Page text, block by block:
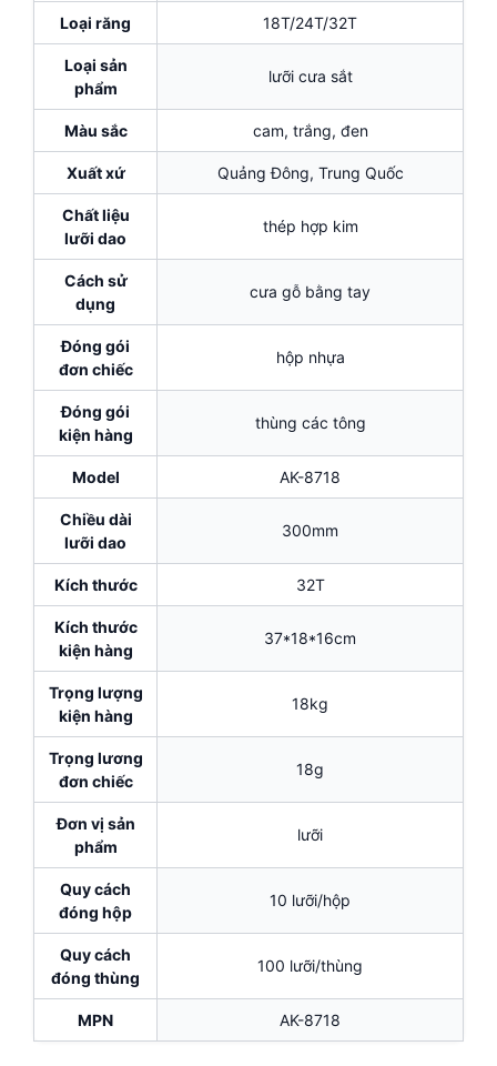
Loại răng 18T/24T/32T
Loại sản
phẩm
lưỡi cưa sắt
Màu sắc cam, trắng, đen
Xuất xứ Quảng Đông, Trung Quốc
Chất liệu
lưỡi dao
thép hợp kim
Cách sử
dụng
cưa gỗ bằng tay
Đóng gói
đơn chiếc
hộp nhựa
Đóng gói
kiện hàng
thùng các tông
Model AK-8718
Chiều dài
lưỡi dao
300mm
Kích thước 32T
Kích thước
kiện hàng
37*18*16cm
Trọng lượng
kiện hàng
18kg
Trọng lương
đơn chiếc
18g
Đơn vị sản
phẩm
lưỡi
Quy cách
đóng hộp
10 lưỡi/hộp
Quy cách
đóng thùng
100 lưỡi/thùng
MPN AK-8718